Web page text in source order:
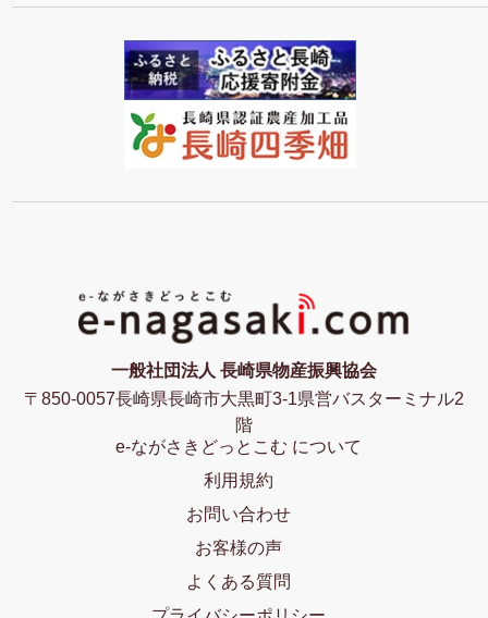
一般社団法人 長崎県物産振興協会
〒850-0057長崎県長崎市大黒町3-1県営バスターミナル2
階
e-ながさきどっとこむ について
利用規約
お問い合わせ
お客様の声
よくある質問